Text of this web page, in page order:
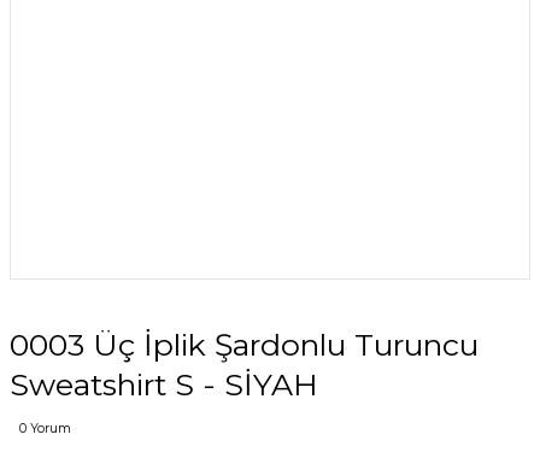
0003 Üç İplik Şardonlu Turuncu
Sweatshirt S - SİYAH
0 Yorum